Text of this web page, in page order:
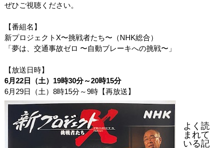
ぜひご視聴ください。
【番組名】
新プロジェクトX〜挑戦者たち〜（NHK総合）
「夢は、交通事故ゼロ 〜自動ブレーキへの挑戦〜」
【放送日時】
6月22日（土）19時30分～20時15分
6月 29日（土） 8時15分～9時【再放送】
よく読
まれて
いる記